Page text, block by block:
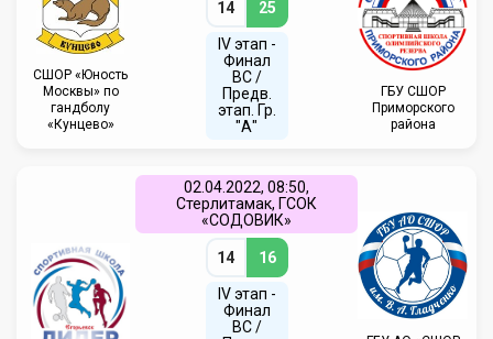
CШОР «Юность
Москвы» по
гандболу
«Кунцево»
14 25
IV этап -
Финал
ВС /
Предв.
этап. Гр.
"А"
ГБУ СШОР
Приморского
района
02.04.2022, 08:50,
Стерлитамак, ГСОК
«СОДОВИК»
14 16
IV этап -
Финал
ВС /